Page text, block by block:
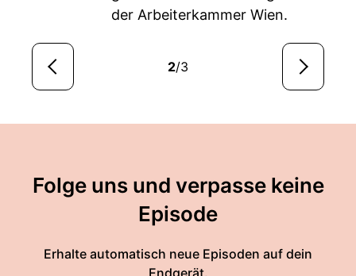
der Arbeiterkammer Wien.
2/3
Folge uns und verpasse keine
Episode
Erhalte automatisch neue Episoden auf dein
Endgerät.